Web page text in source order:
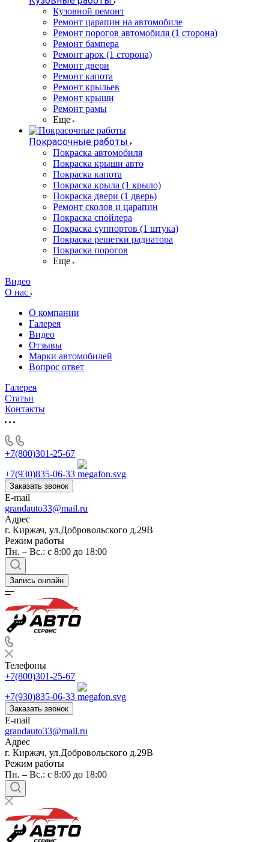
Кузовной ремонт
Ремонт царапин на автомобиле
Ремонт порогов автомобиля (1 сторона)
Ремонт бампера
Ремонт арок (1 сторона)
Ремонт двери
Ремонт капота
Ремонт крыльев
Ремонт крыши
Ремонт рамы
Еще
Покрасочные работы
Покраска автомобиля
Покраска крыши авто
Покраска капота
Покраска крыла (1 крыло)
Покраска двери (1 дверь)
Ремонт сколов и царапин
Покраска спойлера
Покраска суппортов (1 штука)
Покраска решетки радиатора
Покраска порогов
Еще
Видео
О нас
О компании
Галерея
Видео
Отзывы
Марки автомобилей
Вопрос ответ
Галерея
Статьи
Контакты
+7(800)301-25-67
+7(930)835-06-33
Заказать звонок
E-mail
grandauto33@mail.ru
Адрес
г. Киржач, ул.Добровольского д.29В
Режим работы
Пн. – Вс.: с 8:00 до 18:00
Запись онлайн
Телефоны
+7(800)301-25-67
+7(930)835-06-33
Заказать звонок
E-mail
grandauto33@mail.ru
Адрес
г. Киржач, ул.Добровольского д.29В
Режим работы
Пн. – Вс.: с 8:00 до 18:00